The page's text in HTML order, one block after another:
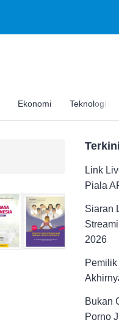
Ekonomi Teknologi
Terkini
Link
Piala
Siaran
2026
Bukan
Porno